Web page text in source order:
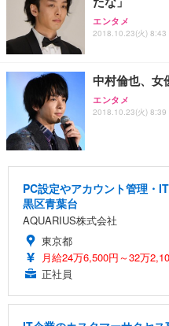
エンタメ
2018.10.23(火) 8:43
中村倫也、
エンタメ
2018.10.23(火) 8:39
PC設定やアカウント管理・
黒区青葉台
AQUARIUS株式会社
東京都
月給24万6,500円～32万
正社員